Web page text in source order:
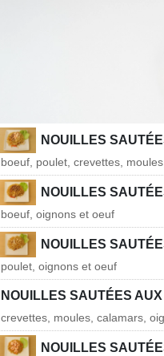
NOUILLES
boeuf, poulet, crevettes,
NOUILLES
boeuf, oignons et oeuf
NOUILLES
poulet, oignons et oeuf
NOUILLES SAUTÉES
crevettes, moules, calamars,
NOUILLES